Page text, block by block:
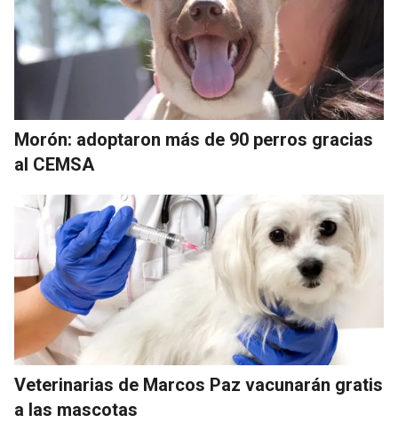
Morón: adoptaron más de 90 perros gracias
al CEMSA
Veterinarias de Marcos Paz vacunarán gratis
a las mascotas